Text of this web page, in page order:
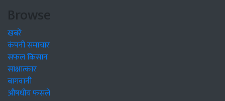
Browse
खबरें
कंपनी समाचार
सफल किसान
साक्षात्कार
बागवानी
औषधीय फसलें